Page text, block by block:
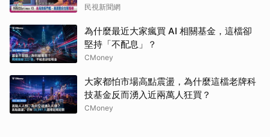
民視新聞網
為什麼最近大家瘋買 AI 相關基金，這檔卻
堅持「不配息」？
CMoney
大家都怕市場高點震盪，為什麼這檔老牌科
技基金反而湧入近兩萬人狂買？
CMoney